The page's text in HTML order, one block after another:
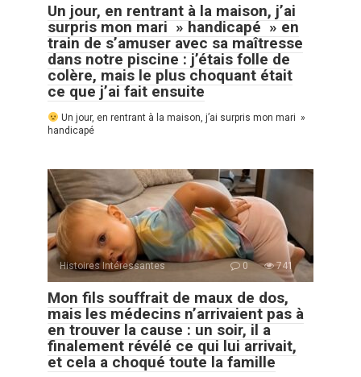
Un jour, en rentrant à la maison, j’ai
surpris mon mari » handicapé » en
train de s’amuser avec sa maîtresse
dans notre piscine : j’étais folle de
colère, mais le plus choquant était
ce que j’ai fait ensuite
Un jour, en rentrant à la maison, j’ai surpris mon mari »
handicapé
Histoires Intéressantes 0 741
Mon fils souffrait de maux de dos,
mais les médecins n’arrivaient pas à
en trouver la cause : un soir, il a
finalement révélé ce qui lui arrivait,
et cela a choqué toute la famille